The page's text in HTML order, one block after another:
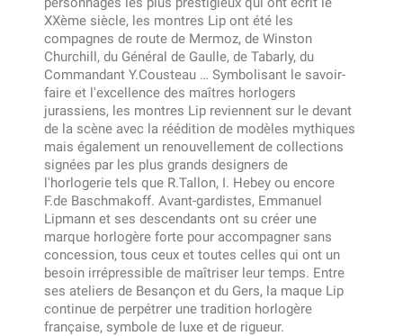
XXème siècle, les montres Lip ont été les
compagnes de route de Mermoz, de Winston
Churchill, du Général de Gaulle, de Tabarly, du
Commandant Y.Cousteau … Symbolisant le savoir-
faire et l'excellence des maîtres horlogers
jurassiens, les montres Lip reviennent sur le devant
de la scène avec la réédition de modèles mythiques
mais également un renouvellement de collections
signées par les plus grands designers de
l'horlogerie tels que R.Tallon, I. Hebey ou encore
F.de Baschmakoff. Avant-gardistes, Emmanuel
Lipmann et ses descendants ont su créer une
marque horlogère forte pour accompagner sans
concession, tous ceux et toutes celles qui ont un
besoin irrépressible de maîtriser leur temps. Entre
ses ateliers de Besançon et du Gers, la maque Lip
continue de perpétrer une tradition horlogère
française, symbole de luxe et de rigueur.